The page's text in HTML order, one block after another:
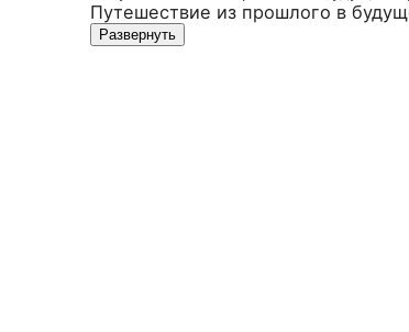
Путешествие из прошлого в
Развернуть